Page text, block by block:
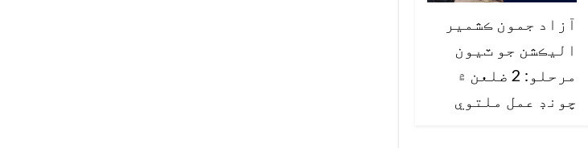
آزاد جمون ڪشمير
اليڪشن جو ٽيون
مرحلو: 2 ضلعن ۾
چونڊ عمل ملتوي